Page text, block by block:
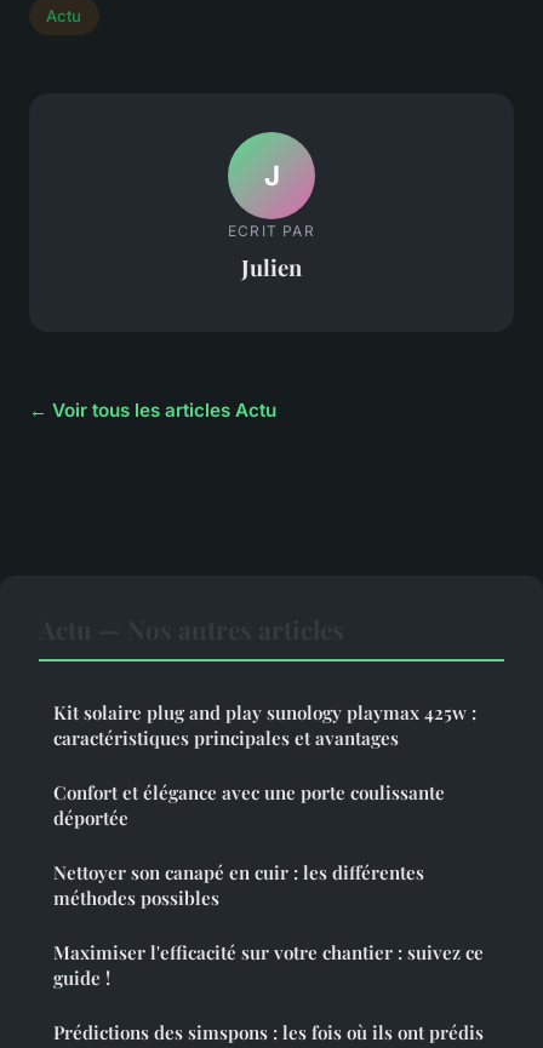
Actu
J
ECRIT PAR
Julien
← Voir tous les articles Actu
Kit solaire plug and play sunology playmax 425w :
caractéristiques principales et avantages
Confort et élégance avec une porte coulissante
déportée
Nettoyer son canapé en cuir : les différentes
méthodes possibles
Maximiser l'efficacité sur votre chantier : suivez ce
guide !
Prédictions des simspons : les fois où ils ont prédis